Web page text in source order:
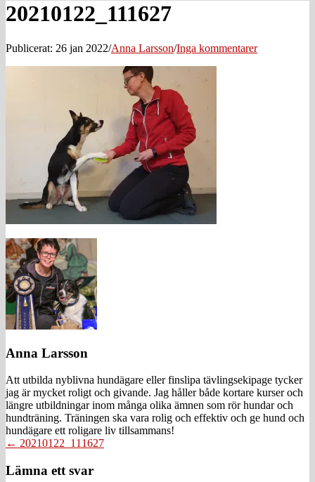
20210122_111627
Publicerat: 26 jan 2022/Anna Larsson/Inga kommentarer
Anna Larsson
Att utbilda nyblivna hundägare eller finslipa tävlingsekipage tycker
jag är mycket roligt och givande. Jag håller både kortare kurser och
längre utbildningar inom många olika ämnen som rör hundar och
hundträning. Träningen ska vara rolig och effektiv och ge hund och
hundägare ett roligare liv tillsammans!
Posts
navigation
← 20210122_111627
Läsarkommentarer
Lämna ett svar